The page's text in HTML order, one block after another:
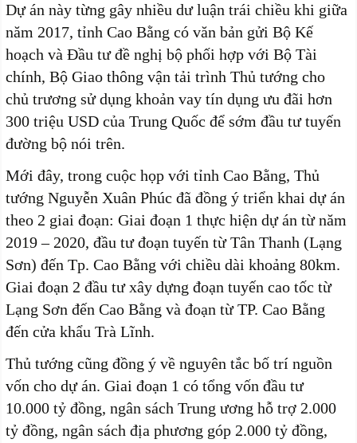
Dự án này từng gây nhiều dư luận trái chiều khi giữa
năm 2017, tỉnh Cao Bằng có văn bản gửi Bộ Kế
hoạch và Đầu tư đề nghị bộ phối hợp với Bộ Tài
chính, Bộ Giao thông vận tải trình Thủ tướng cho
chủ trương sử dụng khoản vay tín dụng ưu đãi hơn
300 triệu USD của Trung Quốc để sớm đầu tư tuyến
đường bộ nói trên.
Mới đây, trong cuộc họp với tỉnh Cao Bằng, Thủ
tướng Nguyễn Xuân Phúc đã đồng ý triển khai dự án
theo 2 giai đoạn: Giai đoạn 1 thực hiện dự án từ năm
2019 – 2020, đầu tư đoạn tuyến từ Tân Thanh (Lạng
Sơn) đến Tp. Cao Bằng với chiều dài khoảng 80km.
Giai đoạn 2 đầu tư xây dựng đoạn tuyến cao tốc từ
Lạng Sơn đến Cao Bằng và đoạn từ TP. Cao Bằng
đến cửa khẩu Trà Lĩnh.
Thủ tướng cũng đồng ý về nguyên tắc bố trí nguồn
vốn cho dự án. Giai đoạn 1 có tổng vốn đầu tư
10.000 tỷ đồng, ngân sách Trung ương hỗ trợ 2.000
tỷ đồng, ngân sách địa phương góp 2.000 tỷ đồng,